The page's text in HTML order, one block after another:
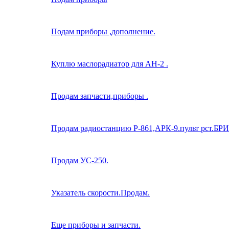
Подам приборы ,дополнение.
Куплю маслорадиатор для АН-2 .
Продам запчасти,приборы .
Продам радиостанцию Р-861,АРК-9.пульт
Продам УС-250.
Указатель скорости.Продам.
Еще приборы и запчасти.